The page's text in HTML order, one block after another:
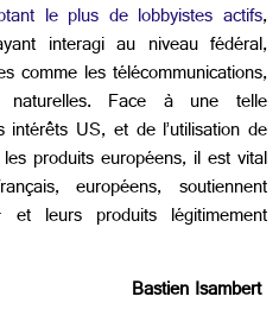
le plus de lobbyistes actifs,
interagi au niveau fédéral,
comme les télécommunications,
naturelles. Face à une telle
US, et de l’utilisation de
produits européens, il est vital
européens, soutiennent
leurs produits légitimement
Bastien Isambert